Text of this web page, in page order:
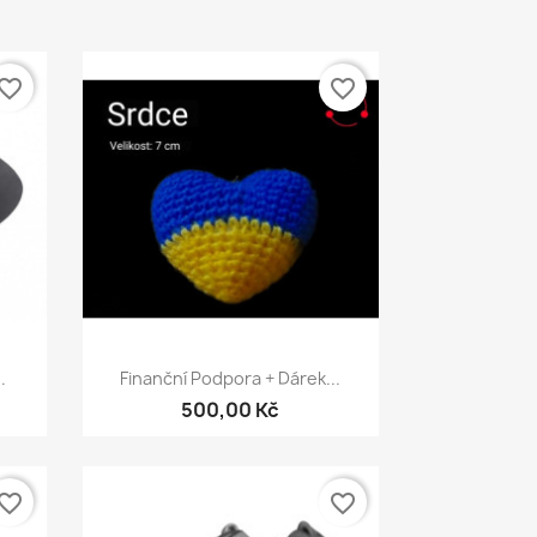
Rychlý náhled
Finanční Podpora + Dárek...
500,00 Kč
favorite_border
favorite_border